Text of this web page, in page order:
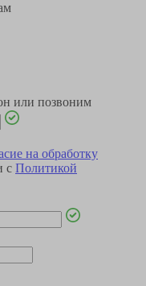
или позвоним
на обработку
с Политикой